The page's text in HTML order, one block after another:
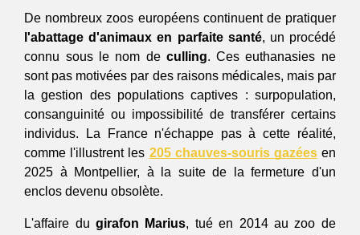
De nombreux zoos européens continuent de pratiquer
l'abattage d'animaux en parfaite santé, un procédé
connu sous le nom de culling. Ces euthanasies ne
sont pas motivées par des raisons médicales, mais par
la gestion des populations captives : surpopulation,
consanguinité ou impossibilité de transférer certains
individus. La France n'échappe pas à cette réalité,
comme l'illustrent les 205 chauves-souris gazées en
2025 à Montpellier, à la suite de la fermeture d'un
enclos devenu obsolète.
L'affaire du girafon Marius, tué en 2014 au zoo de